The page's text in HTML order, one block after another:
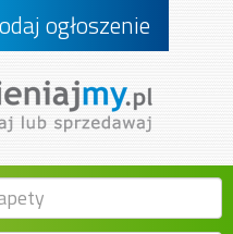
ogłoszenie